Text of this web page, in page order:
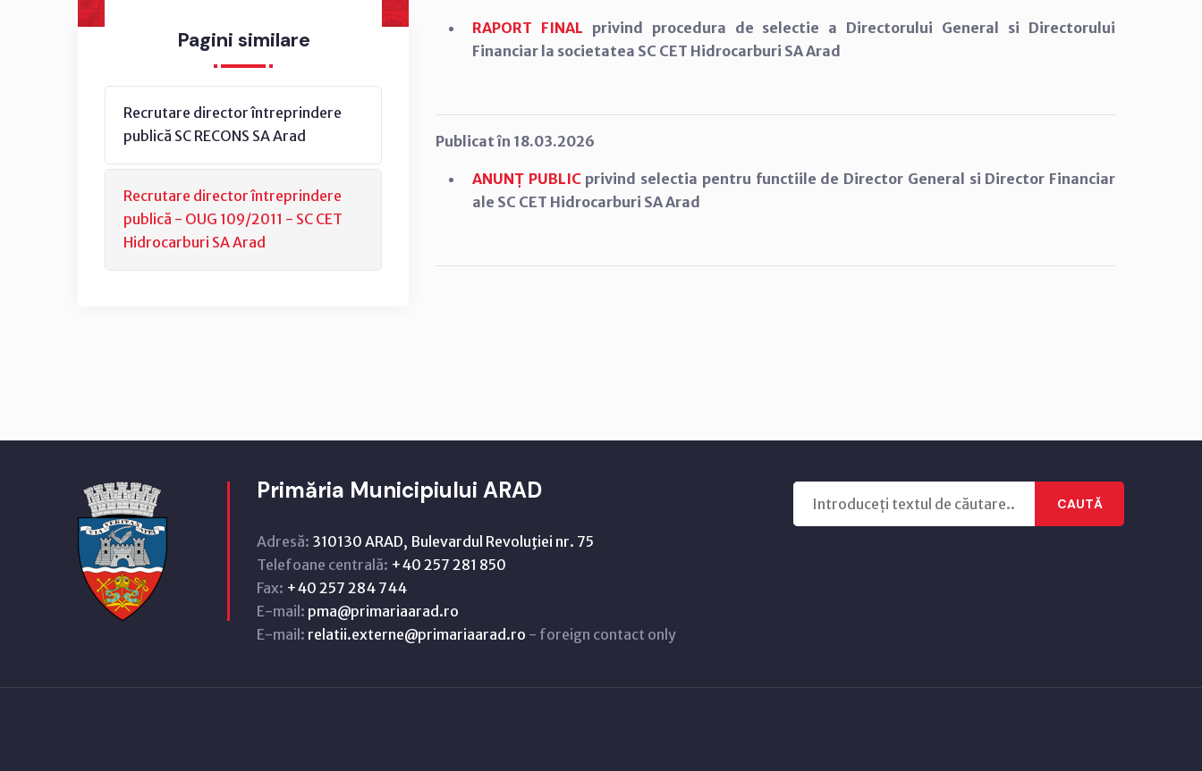
Pagini similare
Recrutare director întreprindere
publică SC RECONS SA Arad
Recrutare director întreprindere
publică - OUG 109/2011 - SC CET
Hidrocarburi SA Arad
RAPORT FINAL privind procedura de selectie a Directorului General si Directorului
Financiar la societatea SC CET Hidrocarburi SA Arad
Publicat în 18.03.2026
ANUNȚ PUBLIC privind selectia pentru functiile de Director General si Director Financiar
ale SC CET Hidrocarburi SA Arad
Primăria Municipiului ARAD
Adresă: 310130 ARAD, Bulevardul Revoluţiei nr. 75
Telefoane centrală: +40 257 281 850
Fax: +40 257 284 744
E-mail: pma@primariaarad.ro
E-mail: relatii.externe@primariaarad.ro - foreign contact only
CAUTĂ